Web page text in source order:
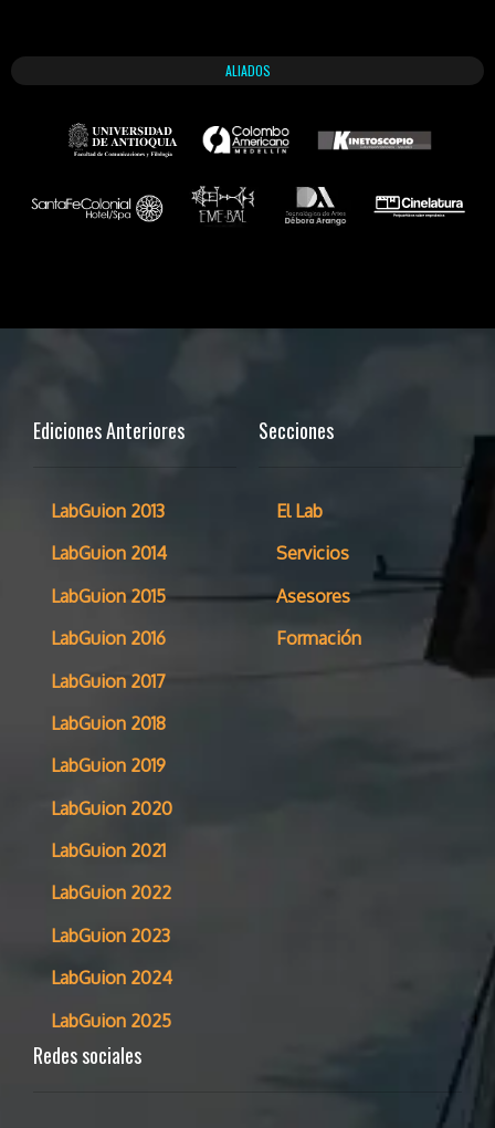
ALIADOS
Ediciones Anteriores
LabGuion 2013
LabGuion 2014
LabGuion 2015
LabGuion 2016
LabGuion 2017
LabGuion 2018
LabGuion 2019
LabGuion 2020
LabGuion 2021
LabGuion 2022
LabGuion 2023
LabGuion 2024
LabGuion 2025
Secciones
El Lab
Servicios
Asesores
Formación
Redes sociales